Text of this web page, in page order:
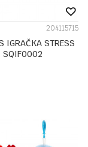
204115715
IGRAČKA STRESS
SQIF0002